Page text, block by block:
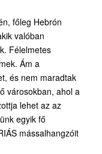
főleg Hebrón
valóban
Félelmetes
Ám a
és nem maradtak
városokban, ahol a
lehet az az
egyik fő
mássalhangzóit